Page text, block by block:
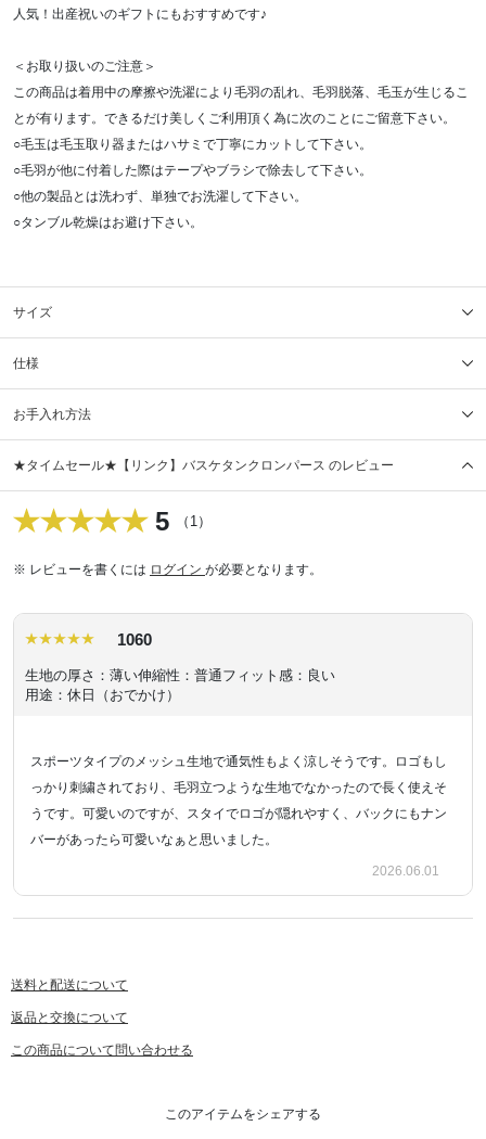
人気！出産祝いのギフトにもおすすめです♪
＜お取り扱いのご注意＞
この商品は着用中の摩擦や洗濯により毛羽の乱れ、毛羽脱落、毛玉が生じるこ
とが有ります。できるだけ美しくご利用頂く為に次のことにご留意下さい。
○毛玉は毛玉取り器またはハサミで丁寧にカットして下さい。
○毛羽が他に付着した際はテープやブラシで除去して下さい。
○他の製品とは洗わず、単独でお洗濯して下さい。
○タンブル乾燥はお避け下さい。
サイズ
仕様
お手入れ方法
★タイムセール★【リンク】バスケタンクロンパース のレビュー
5 （1）
※ レビューを書くには ログイン が必要となります。
1060
生地の厚さ：薄い伸縮性：普通フィット感：良い
用途：休日（おでかけ）
スポーツタイプのメッシュ生地で通気性もよく涼しそうです。ロゴもし
っかり刺繍されており、毛羽立つような生地でなかったので長く使えそ
うです。可愛いのですが、スタイでロゴが隠れやすく、バックにもナン
バーがあったら可愛いなぁと思いました。
2026.06.01
送料と配送について
返品と交換について
この商品について問い合わせる
このアイテムをシェアする